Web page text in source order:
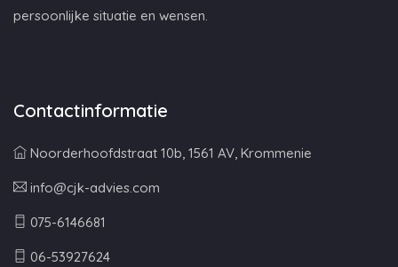
persoonlijke situatie en wensen.
Contactinformatie
Noorderhoofdstraat 10b, 1561 AV, Krommenie
info@cjk-advies.com
075-6146681
06-53927624